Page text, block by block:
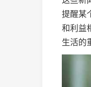
提醒某
和利益
生活的